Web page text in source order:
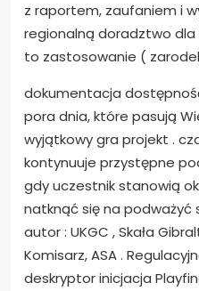
z raportem, zaufaniem i
regionalną doradztwo dla
to zastosowanie (
dokumentacja
pora dnia, które pasują
wyjątkowy gra projekt .
kontynuuje przystępne
gdy uczestnik stanowią
natknąć się na podważyć
autor : UKGC , Skała
Komisarz, ASA .
deskryptor inicjacja